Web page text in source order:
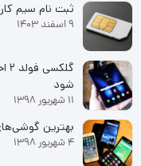
ثبت نام سیم
9 اسفند 1403
شود
11 شهریور 1398
بهترین
4 شهریور 1398